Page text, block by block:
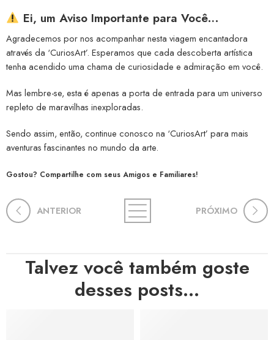
Ei, um Aviso Importante para Você…
Agradecemos por nos acompanhar nesta viagem encantadora
através da ‘CuriosArt’. Esperamos que cada descoberta artística
tenha acendido uma chama de curiosidade e admiração em você.
Mas lembre-se, esta é apenas a porta de entrada para um universo
repleto de maravilhas inexploradas.
Sendo assim, então, continue conosco na ‘CuriosArt’ para mais
aventuras fascinantes no mundo da arte.
Gostou? Compartilhe com seus Amigos e Familiares!
ANTERIOR PRÓXIMO
Talvez você também goste
desses posts...